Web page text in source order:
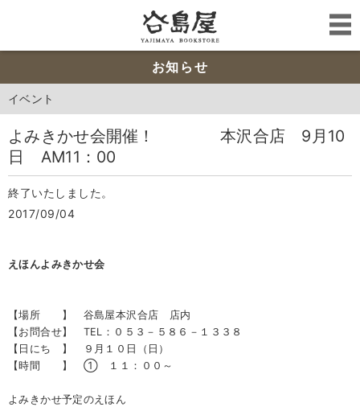
お知らせ
イベント
よみきかせ会開催！ 本沢合店 9月10
日 AM11：00
終了いたしました。
2017/09/04
えほんよみきかせ会
【場所 】 谷島屋本沢合店 店内
【お問合せ】 TEL：０５３－５８６－１３３８
【日にち 】 ９月１０日（日）
【時間 】
① １１：００～
よみきかせ予定のえほん